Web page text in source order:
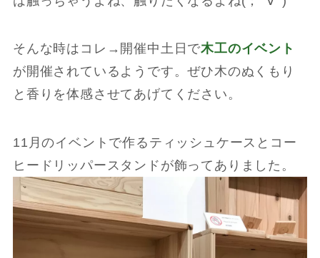
そんな時はコレ→開催中土日で木工のイベント
が開催されているようです。ぜひ木のぬくもり
と香りを体感させてあげてください。
11月のイベントで作るティッシュケースとコー
ヒードリッパースタンドが飾ってありました。